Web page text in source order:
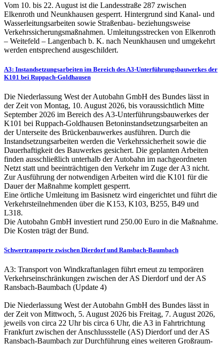
Vom 10. bis 22. August ist die Landesstraße 287 zwischen
Elkenroth und Neunkhausen gesperrt. Hintergrund sind Kanal- und
Wasserleitungsarbeiten sowie Straßenbau- beziehungsweise
Verkehrssicherungsmaßnahmen. Umleitungsstrecken von Elkenroth
– Weitefeld – Langenbach b. K. nach Neunkhausen und umgekehrt
werden entsprechend ausgeschildert.
A3: Instandsetzungsarbeiten im Bereich des A3-Unterführungsbauwerkes der
K101 bei Ruppach-Goldhausen
Die Niederlassung West der Autobahn GmbH des Bundes lässt in
der Zeit von Montag, 10. August 2026, bis voraussichtlich Mitte
September 2026 im Bereich des A3-Unterführungsbauwerkes der
K101 bei Ruppach-Goldhausen Betoninstandsetzungsarbeiten an
der Unterseite des Brückenbauwerkes ausführen. Durch die
Instandsetzungsarbeiten werden die Verkehrssicherheit sowie die
Dauerhaftigkeit des Bauwerkes gesichert. Die geplanten Arbeiten
finden ausschließlich unterhalb der Autobahn im nachgeordneten
Netzt statt und beeinträchtigen den Verkehr im Zuge der A3 nicht.
Zur Ausführung der notwendigen Arbeiten wird die K101 für die
Dauer der Maßnahme komplett gesperrt.
Eine örtliche Umleitung im Basisnetz wird eingerichtet und führt die
Verkehrsteilnehmenden über die K153, K103, B255, B49 und
L318.
Die Autobahn GmbH investiert rund 250.00 Euro in die Maßnahme.
Die Kosten trägt der Bund.
Schwertransporte zwischen Dierdorf und Ransbach-Baumbach
A3: Transport von Windkraftanlagen führt erneut zu temporären
Verkehrseinschränkungen zwischen der AS Dierdorf und der AS
Ransbach-Baumbach (Update 4)
Die Niederlassung West der Autobahn GmbH des Bundes lässt in
der Zeit von Mittwoch, 5. August 2026 bis Freitag, 7. August 2026,
jeweils von circa 22 Uhr bis circa 6 Uhr, die A3 in Fahrtrichtung
Frankfurt zwischen der Anschlussstelle (AS) Dierdorf und der AS
Ransbach-Baumbach zur Durchführung eines weiteren Großraum-